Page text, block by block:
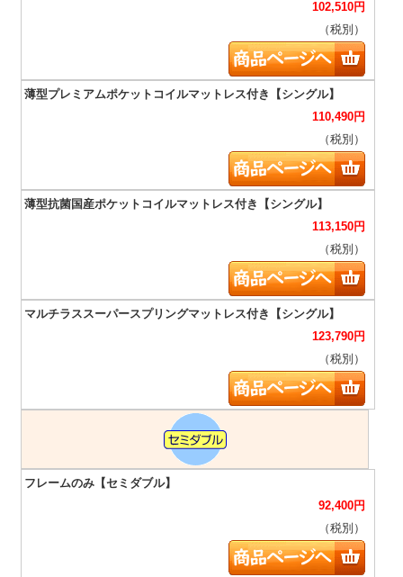
102,510円
（税別）
110,490円
（税別）
113,150円
（税別）
123,790円
（税別）
92,400円
（税別）